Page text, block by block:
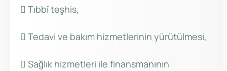
 Tıbbî teşhis,
 Tedavi ve bakım hizmetlerinin yürütülmesi,
 Sağlık hizmetleri ile finansmanının